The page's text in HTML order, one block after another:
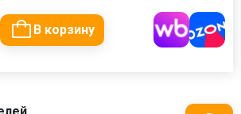
В корзину